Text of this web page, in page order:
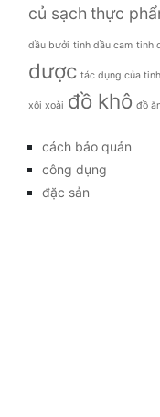
củ sạch thực
dầu bưởi tinh dầu cam tinh
dược tác dụng của
xôi xoài đồ khô đồ
cách bảo quản
công dụng
đặc sản